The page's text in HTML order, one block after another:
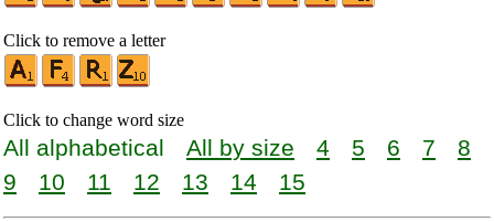
Click to remove a letter
Click to change word size
All alphabetical All by size 4 5 6 7
8
9
10 11 12 13 14 15